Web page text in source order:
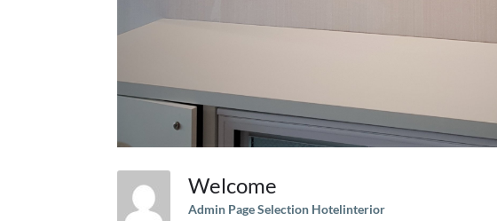
Welcome
Admin Page Selection Hotelinterior